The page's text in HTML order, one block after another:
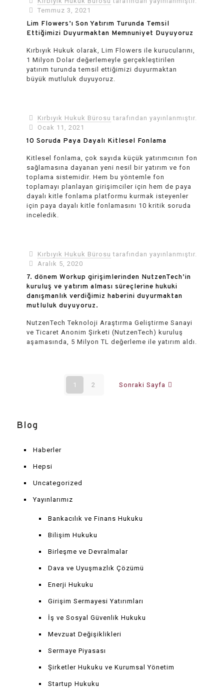
Temmuz 3, 2021
Lim Flowers’ı Son Yatırım Turunda Temsil
Ettiğimizi Duyurmaktan Memnuniyet Duyuyoruz
Kırbıyık Hukuk olarak, Lim Flowers ile kurucularını,
1 Milyon Dolar değerlemeyle gerçekleştirilen
yatırım turunda temsil ettiğimizi duyurmaktan
büyük mutluluk duyuyoruz.
Kırbıyık Hukuk Bürosu tarafından yayınlanmıştır.
Ocak 11, 2021
10 Soruda Paya Dayalı Kitlesel Fonlama
Kitlesel fonlama, çok sayıda küçük yatırımcının fon
sağlamasına dayanan yeni nesil bir yatırım ve fon
toplama sistemidir. Hem bu yöntemle fon
toplamayı planlayan girişimciler için hem de paya
dayalı kitle fonlama platformu kurmak isteyenler
için paya dayalı kitle fonlamasını 10 kritik soruda
inceledik.
Kırbıyık Hukuk Bürosu tarafından yayınlanmıştır.
Aralık 5, 2020
7. dönem Workup girişimlerinden NutzenTech’in
kuruluş ve yatırım alması süreçlerine hukuki
danışmanlık verdiğimiz haberini duyurmaktan
mutluluk duyuyoruz.
NutzenTech Teknoloji Araştırma Geliştirme Sanayi
ve Ticaret Anonim Şirketi (NutzenTech) kuruluş
aşamasında, 5 Milyon TL değerleme ile yatırım aldı.
1 2 Sonraki Sayfa
Blog
Haberler
Hepsi
Uncategorized
Yayınlarımız
Bankacılık ve Finans Hukuku
Bilişim Hukuku
Birleşme ve Devralmalar
Dava ve Uyuşmazlık Çözümü
Enerji Hukuku
Girişim Sermayesi Yatırımları
İş ve Sosyal Güvenlik Hukuku
Mevzuat Değişiklikleri
Sermaye Piyasası
Şirketler Hukuku ve Kurumsal Yönetim
Startup Hukuku